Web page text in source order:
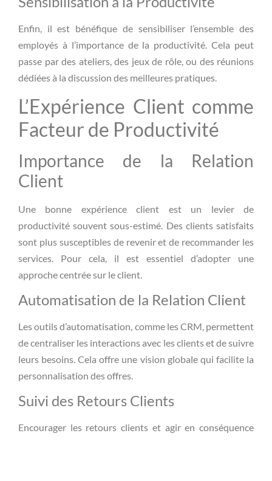
Enfin, il est bénéfique de sensibiliser l’ensemble des
employés à l’importance de la productivité. Cela peut
passe par des ateliers, des jeux de rôle, ou des réunions
dédiées à la discussion des meilleures pratiques.
L’Expérience Client comme
Facteur de Productivité
Importance de la Relation
Client
Une bonne expérience client est un levier de
productivité souvent sous-estimé. Des clients satisfaits
sont plus susceptibles de revenir et de recommander les
services. Pour cela, il est essentiel d’adopter une
approche centrée sur le client.
Automatisation de la Relation Client
Les outils d’automatisation, comme les CRM, permettent
de centraliser les interactions avec les clients et de suivre
leurs besoins. Cela offre une vision globale qui facilite la
personnalisation des offres.
Suivi des Retours Clients
Encourager les retours clients et agir en conséquence